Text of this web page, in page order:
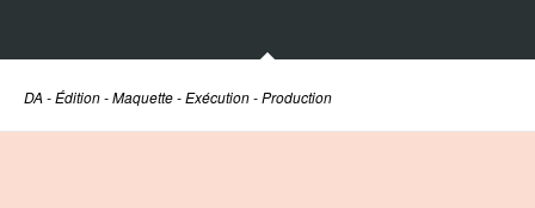
DA - Édition - Maquette - Exécution - Production